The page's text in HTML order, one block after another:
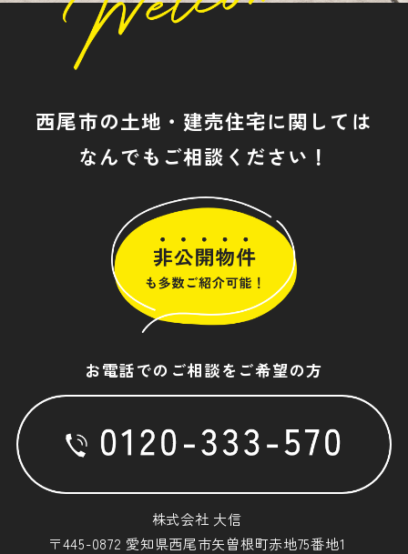
西尾市の土地・建売住宅に関しては
なんでもご相談ください！
お電話でのご相談をご希望の方
株式会社 大信
〒445-0872 愛知県西尾市矢曽根町赤地75番地1